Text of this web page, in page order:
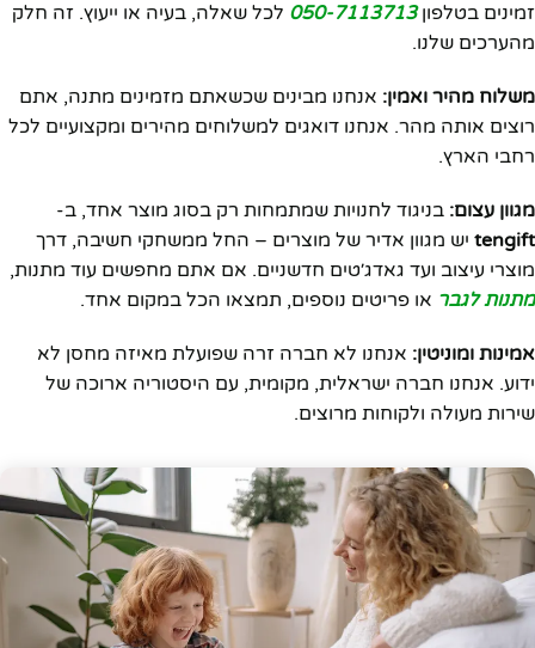
זמינים בטלפון050-7113713 לכל שאלה, בעיה או ייעוץ. זה חלק
מהערכים שלנו.
משלוח מהיר ואמין: אנחנו מבינים שכשאתם מזמינים מתנה, אתם
רוצים אותה מהר. אנחנו דואגים למשלוחים מהירים ומקצועיים לכל
רחבי הארץ.
מגוון עצום: בניגוד לחנויות שמתמחות רק בסוג מוצר אחד, ב-
tengift יש מגוון אדיר של מוצרים – החל ממשחקי חשיבה, דרך
מוצרי עיצוב ועד גאדג׳טים חדשניים. אם אתם מחפשים עוד מתנות,
מתנות לגבר או פריטים נוספים, תמצאו הכל במקום אחד.
אמינות ומוניטין: אנחנו לא חברה זרה שפועלת מאיזה מחסן לא
ידוע. אנחנו חברה ישראלית, מקומית, עם היסטוריה ארוכה של
שירות מעולה ולקוחות מרוצים.